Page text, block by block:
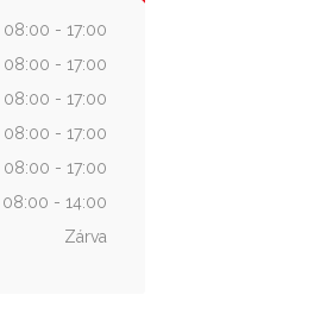
08:00 - 17:00
08:00 - 17:00
08:00 - 17:00
08:00 - 17:00
08:00 - 17:00
08:00 - 14:00
Zárva